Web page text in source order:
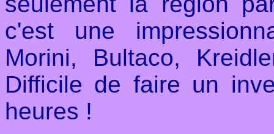
c'est une
Morini, Bultaco,
Difficile de faire un
heures !